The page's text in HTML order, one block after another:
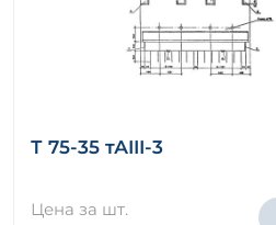
Т 75-35 тАIII-3
Цена за шт.